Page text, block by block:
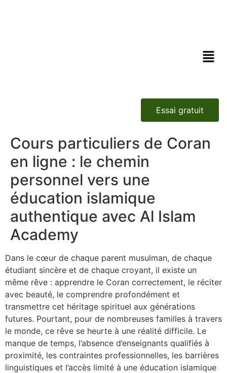
Essai gratuit
Cours particuliers de Coran
en ligne : le chemin
personnel vers une
éducation islamique
authentique avec Al Islam
Academy
Dans le cœur de chaque parent musulman, de chaque
étudiant sincère et de chaque croyant, il existe un
même rêve : apprendre le Coran correctement, le réciter
avec beauté, le comprendre profondément et
transmettre cet héritage spirituel aux générations
futures. Pourtant, pour de nombreuses familles à travers
le monde, ce rêve se heurte à une réalité difficile. Le
manque de temps, l’absence d’enseignants qualifiés à
proximité, les contraintes professionnelles, les barrières
linguistiques et l’accès limité à une éducation islamique